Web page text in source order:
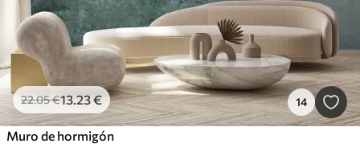
22.05€13.23€ 14
Muro de hormigón